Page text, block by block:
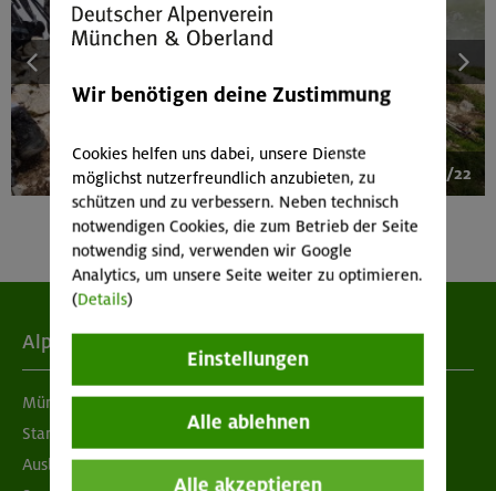
1/22
Alpenverein
München & Oberland
Standorte
Ausbildung & Jobs
Wir benötigen deine Zustimmung
Cookies helfen uns dabei, unsere Dienste
möglichst nutzerfreundlich anzubieten, zu
schützen und zu verbessern. Neben technisch
notwendigen Cookies, die zum Betrieb der Seite
notwendig sind, verwenden wir Google
Analytics, um unsere Seite weiter zu optimieren.
(Details)
Einstellungen
Alle ablehnen
Alle akzeptieren